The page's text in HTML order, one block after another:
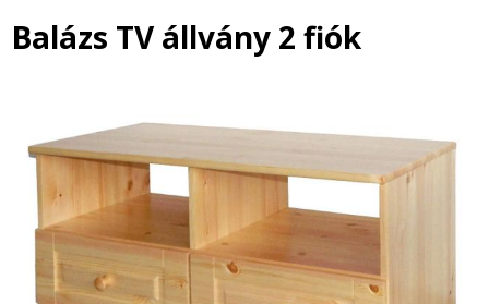
lBalázs TV állvány 2 fiók